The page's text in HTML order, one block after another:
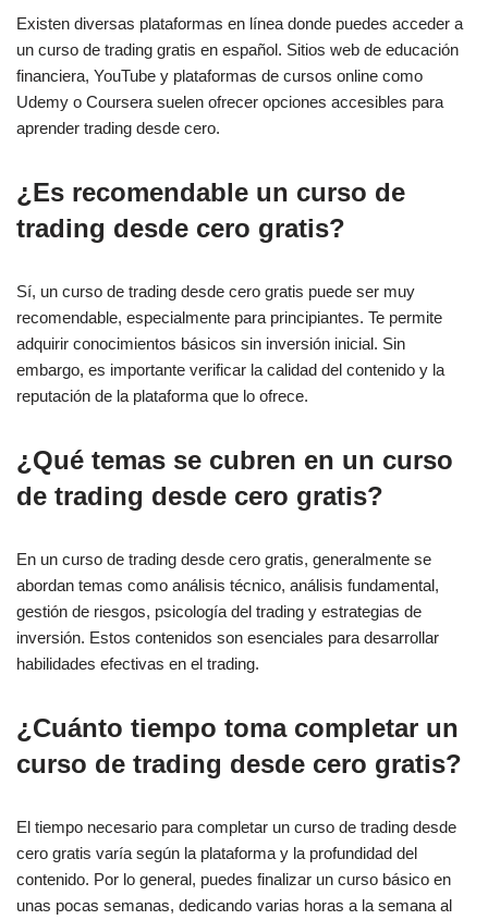
Existen diversas plataformas en línea donde puedes acceder a
un curso de trading gratis en español. Sitios web de educación
financiera, YouTube y plataformas de cursos online como
Udemy o Coursera suelen ofrecer opciones accesibles para
aprender trading desde cero.
¿Es recomendable un curso de
trading desde cero gratis?
Sí, un curso de trading desde cero gratis puede ser muy
recomendable, especialmente para principiantes. Te permite
adquirir conocimientos básicos sin inversión inicial. Sin
embargo, es importante verificar la calidad del contenido y la
reputación de la plataforma que lo ofrece.
¿Qué temas se cubren en un curso
de trading desde cero gratis?
En un curso de trading desde cero gratis, generalmente se
abordan temas como análisis técnico, análisis fundamental,
gestión de riesgos, psicología del trading y estrategias de
inversión. Estos contenidos son esenciales para desarrollar
habilidades efectivas en el trading.
¿Cuánto tiempo toma completar un
curso de trading desde cero gratis?
El tiempo necesario para completar un curso de trading desde
cero gratis varía según la plataforma y la profundidad del
contenido. Por lo general, puedes finalizar un curso básico en
unas pocas semanas, dedicando varias horas a la semana al